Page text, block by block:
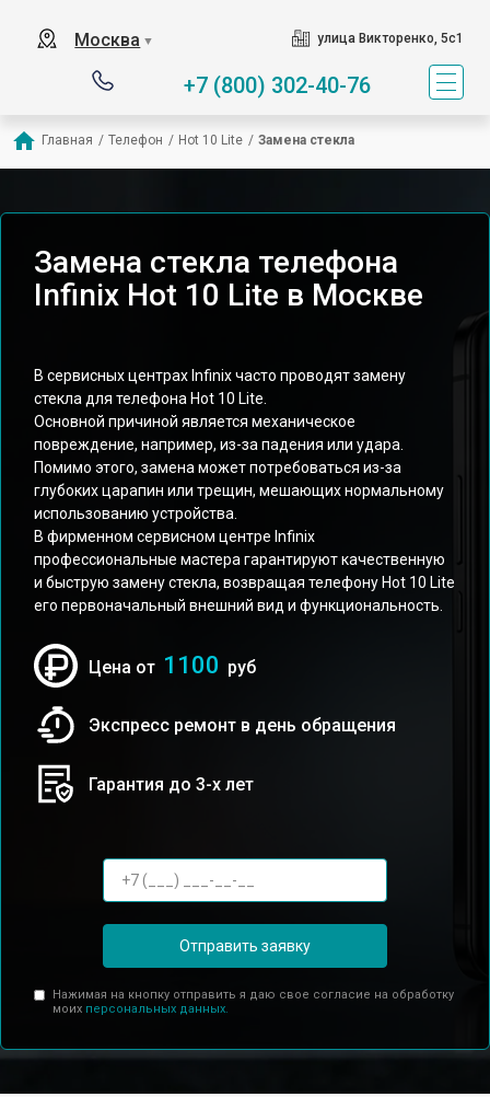
Москва ▼ улица Викторенко, 5с1
+7 (800) 302-40-76
Главная / Телефон / Hot 10 Lite / Замена стекла
Замена стекла телефона
Infinix Hot 10 Lite в Москве
В сервисных центрах Infinix часто проводят замену
стекла для телефона Hot 10 Lite.
Основной причиной является механическое
повреждение, например, из-за падения или удара.
Помимо этого, замена может потребоваться из-за
глубоких царапин или трещин, мешающих нормальному
использованию устройства.
В фирменном сервисном центре Infinix
профессиональные мастера гарантируют качественную
и быструю замену стекла, возвращая телефону Hot 10 Lite
его первоначальный внешний вид и функциональность.
Цена от 1100 руб
Экспресс ремонт в день обращения
Гарантия до 3-х лет
Отправить заявку
Нажимая на кнопку отправить я даю свое согласие на обработку
моих персональных данных.